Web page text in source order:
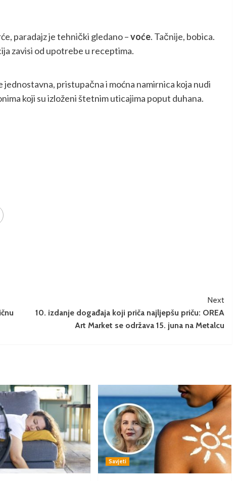
paradajz je tehnički gledano –voće. Tačnije, bobica.
zavisi od upotrebe u receptima.
jednostavna, pristupačna i moćna namirnica koja nudi
koji su izloženi štetnim uticajima poput duhana.
Next
10. izdanje događaja koji priča najljepšu priču: OREA
Art Market se održava 15. juna na Metalcu
Savjeti